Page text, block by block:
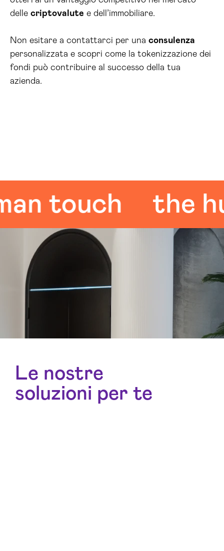
delle criptovalute e dell’immobiliare.
Non esitare a contattarci per una consulenza
personalizzata e scopri come la tokenizzazione dei
fondi può contribuire al successo della tua
azienda.
the
Le nostre
soluzioni per te